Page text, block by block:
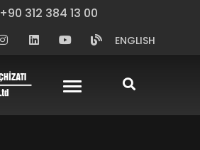
+90 312 384 13 00
ENGLISH